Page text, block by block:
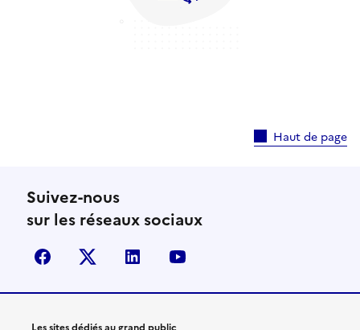
Haut de page
Suivez-nous
sur les réseaux sociaux
facebook X (anciennement Twitter)
linkedin